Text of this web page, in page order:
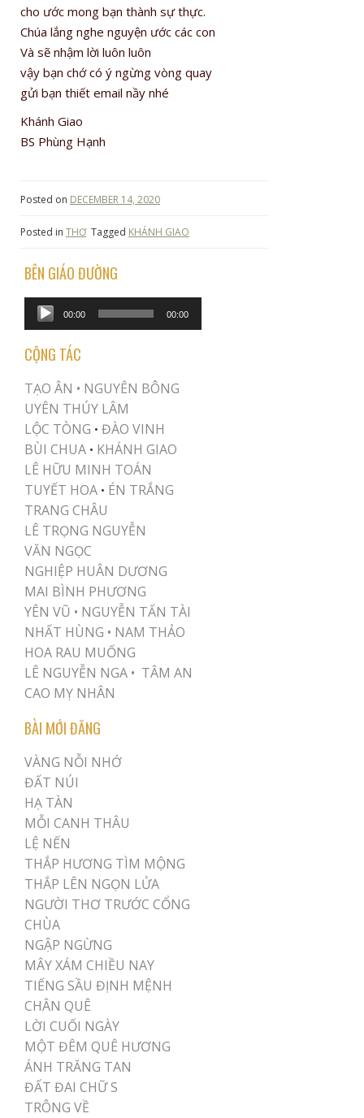
cho ước mong bạn thành sự thực.
Chúa lắng nghe nguyện ước các con
Và sẽ nhậm lời luôn luôn
vậy bạn chớ có ý ngừng vòng quay
gửi bạn thiết email nầy nhé
Khánh Giao
BS Phùng Hạnh
Posted on DECEMBER 14, 2020
Posted in THƠ Tagged KHÁNH GIAO
BÊN GIÁO ĐƯỜNG
Audio
Player
00:00 00:00
CỘNG TÁC
TẠO ÂN • NGUYÊN BÔNG
UYÊN THÚY LÂM
LỘC TÒNG • ĐÀO VINH
BÙI CHUA • KHÁNH GIAO
LÊ HỮU MINH TOÁN
TUYẾT HOA • ÉN TRẮNG
TRANG CHÂU
LÊ TRỌNG NGUYỄN
VĂN NGỌC
NGHIỆP HUÂN DƯƠNG
MAI BÌNH PHƯƠNG
YÊN VŨ • NGUYỄN TẤN TÀI
NHẤT HÙNG • NAM THẢO
HOA RAU MUỐNG
LÊ NGUYỄN NGA • TÂM AN
CAO MỴ NHÂN
BÀI MỚI ĐĂNG
VÀNG NỖI NHỚ
ĐẤT NÚI
HẠ TÀN
MỖI CANH THÂU
LỆ NẾN
THẮP HƯƠNG TÌM MỘNG
THẮP LÊN NGỌN LỬA
NGƯỜI THƠ TRƯỚC CỔNG
CHÙA
NGẬP NGỪNG
MÂY XÁM CHIỀU NAY
TIẾNG SẦU ĐỊNH MỆNH
CHÂN QUÊ
LỜI CUỐI NGÀY
MỘT ĐÊM QUÊ HƯƠNG
ÁNH TRĂNG TAN
ĐẤT ĐAI CHỮ S
TRÔNG VỀ